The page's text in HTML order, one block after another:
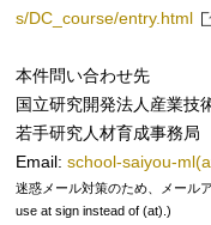
s/DC_course/entry.html
本件問い合わせ先
国立研究開発法人産業
若手研究人材育成事務局
Email:school-saiyou-
迷惑メール対策のため、メール
use at sign instead of (at).)